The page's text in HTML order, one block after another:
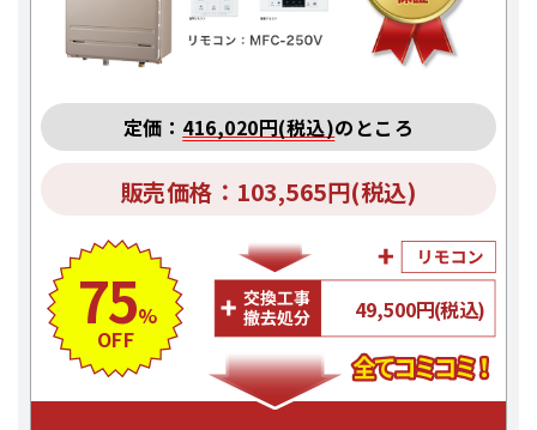
定価： 416,020円(税込)のところ
販売価格：103,565円(税込)
75%
OFF
49,500円(税込)